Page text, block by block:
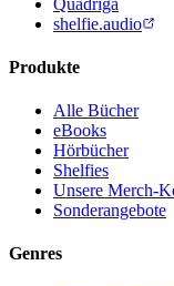
shelfie.audio
Produkte
Alle Bücher
eBooks
Hörbücher
Shelfies
Unsere Merch-
Sonderangebote
Genres